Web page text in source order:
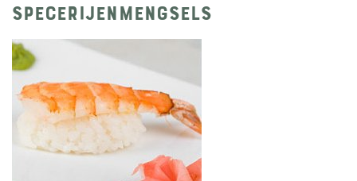
Specerijenmengsels